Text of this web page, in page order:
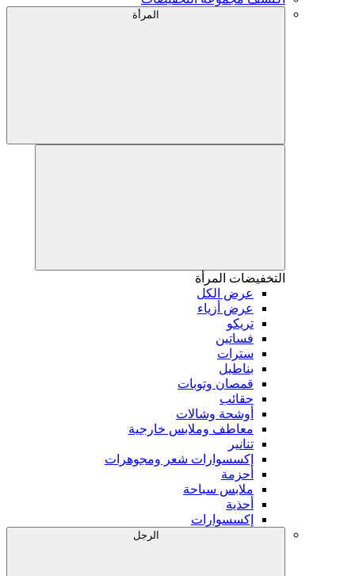
المرأة
التخفيضات المرأة
عرض الكل
عرض أزياء
تريكو
فساتين
سترات
بناطيل
قمصان وتوبات
حقائب
أوشحة وشالات
معاطف وملابس خارجية
تنانير
إكسسوارات شعر ومجوهرات
أحزمة
ملابس سباحة
أحذية
إكسسوارات
الرجل